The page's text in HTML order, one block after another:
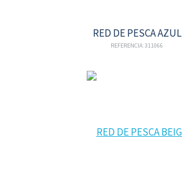
RED DE PESCA AZUL
REFERENCIA: 311066